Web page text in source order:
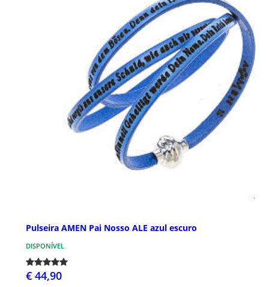
Pulseira AMEN Pai Nosso ALE azul escuro
DISPONÍVEL
€ 44,90